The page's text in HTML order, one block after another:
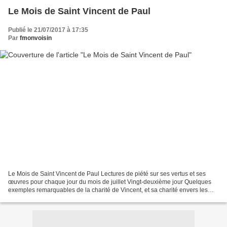
Le Mois de Saint Vincent de Paul
Publié le 21/07/2017 à 17:35
Par fmonvoisin
Le Mois de Saint Vincent de Paul Lectures de piété sur ses vertus et ses
œuvres pour chaque jour du mois de juillet Vingt-deuxième jour Quelques
exemples remarquables de la charité de Vincent, et sa charité envers les